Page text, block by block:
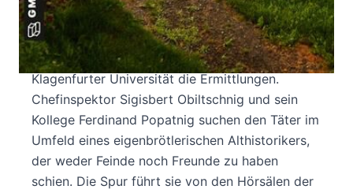
In St. Andrä wird bei Aushubarbeiten ein
römisches Skelett entdeckt - doch bald
überschattet ein aktueller Mord an der
Klagenfurter Universität die Ermittlungen.
Chefinspektor Sigisbert Obiltschnig und sein
Kollege Ferdinand Popatnig suchen den Täter im
Umfeld eines eigenbrötlerischen Althistorikers,
der weder Feinde noch Freunde zu haben
schien. Die Spur führt sie von den Hörsälen der